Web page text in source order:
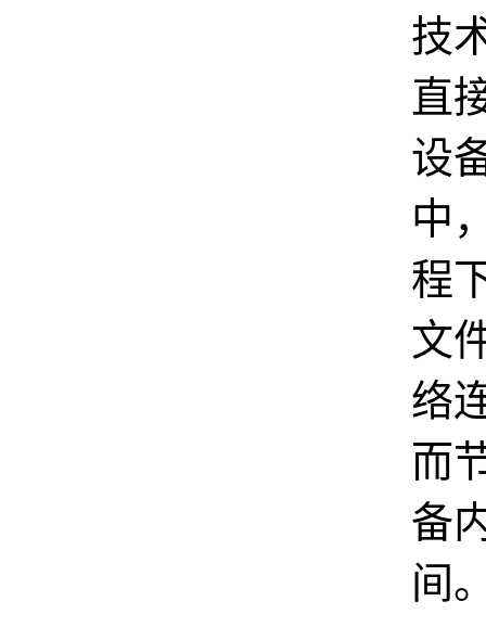
技
直
设
中
程
文
络
而
备
间